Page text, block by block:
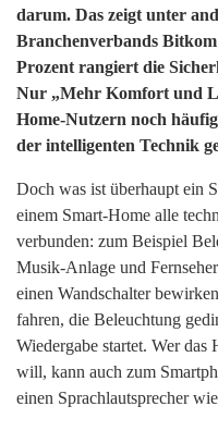
darum. Das zeigt unter
Branchenverbands
Prozent rangiert die
Nur „Mehr Komfort und
Home-Nutzern noch
der intelligenten
Doch was ist überhaupt ein
einem Smart-Home alle
verbunden: zum Beispiel
Musik-Anlage und
einen Wandschalter
fahren, die Beleuchtung
Wiedergabe startet. Wer das
will, kann auch zum
einen Sprachlautsprecher